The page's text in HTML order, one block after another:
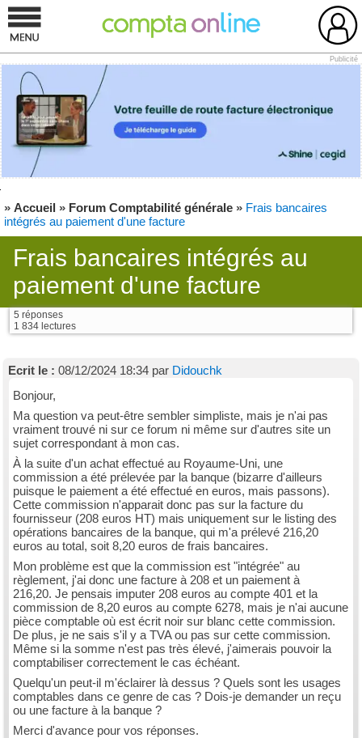
Publicité
» Accueil » Forum Comptabilité générale » Frais bancaires
intégrés au paiement d'une facture
Frais bancaires intégrés au
paiement d'une facture
5 réponses
1 834 lectures
Ecrit le : 08/12/2024 18:34 par Didouchk
Bonjour,
Ma question va peut-être sembler simpliste, mais je n'ai pas
vraiment trouvé ni sur ce forum ni même sur d'autres site un
sujet correspondant à mon cas.
À la suite d'un achat effectué au Royaume-Uni, une
commission a été prélevée par la banque (bizarre d'ailleurs
puisque le paiement a été effectué en euros, mais passons).
Cette commission n'apparait donc pas sur la facture du
fournisseur (208 euros HT) mais uniquement sur le listing des
opérations bancaires de la banque, qui m'a prélevé 216,20
euros au total, soit 8,20 euros de frais bancaires.
Mon problème est que la commission est "intégrée" au
règlement, j'ai donc une facture à 208 et un paiement à
216,20. Je pensais imputer 208 euros au compte 401 et la
commission de 8,20 euros au compte 6278, mais je n'ai aucune
pièce comptable où est écrit noir sur blanc cette commission.
De plus, je ne sais s'il y a TVA ou pas sur cette commission.
Même si la somme n'est pas très élevé, j'aimerais pouvoir la
comptabiliser correctement le cas échéant.
Quelqu'un peut-il m'éclairer là dessus ? Quels sont les usages
comptables dans ce genre de cas ? Dois-je demander un reçu
ou une facture à la banque ?
Merci d'avance pour vos réponses.